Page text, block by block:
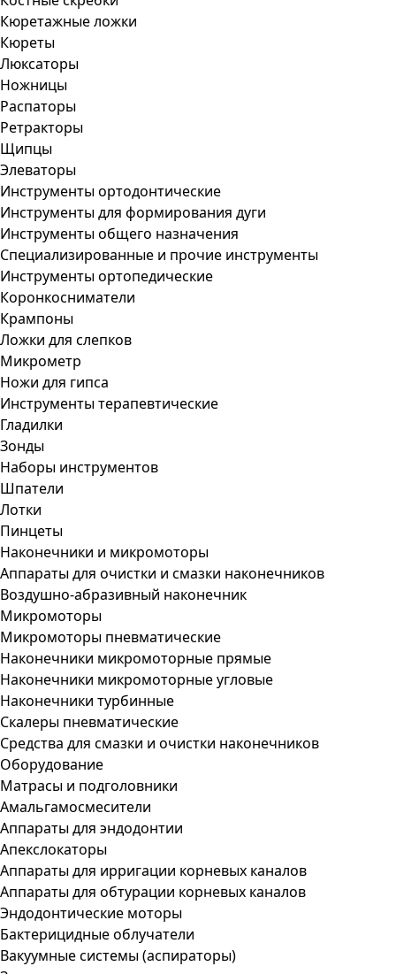
Кюретажные ложки
Кюреты
Люксаторы
Ножницы
Распаторы
Ретракторы
Щипцы
Элеваторы
Инструменты ортодонтические
Инструменты для формирования дуги
Инструменты общего назначения
Специализированные и прочие инструменты
Инструменты ортопедические
Коронкосниматели
Крампоны
Ложки для слепков
Микрометр
Ножи для гипса
Инструменты терапевтические
Гладилки
Зонды
Наборы инструментов
Шпатели
Лотки
Пинцеты
Наконечники и микромоторы
Аппараты для очистки и смазки наконечников
Воздушно-абразивный наконечник
Микромоторы
Микромоторы пневматические
Наконечники микромоторные прямые
Наконечники микромоторные угловые
Наконечники турбинные
Скалеры пневматические
Средства для смазки и очистки наконечников
Оборудование
Матрасы и подголовники
Амальгамосмесители
Аппараты для эндодонтии
Апекслокаторы
Аппараты для ирригации корневых каналов
Аппараты для обтурации корневых каналов
Эндодонтические моторы
Бактерицидные облучатели
Вакуумные системы (аспираторы)